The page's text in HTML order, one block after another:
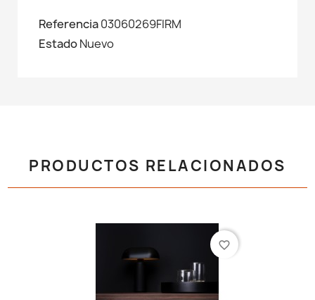
Referencia03060269FIRM
EstadoNuevo
PRODUCTOS RELACIONADOS
favorite_border